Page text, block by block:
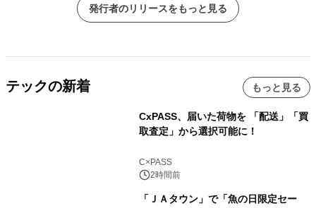
発行者のリリースをもっと見る
テックの新着 もっと見る
CxPASS、届いた荷物を 「配送」「買
取査定」から選択可能に！
C×PASS
2時間前
「ＪＡタウン」で「魚の日限定セー